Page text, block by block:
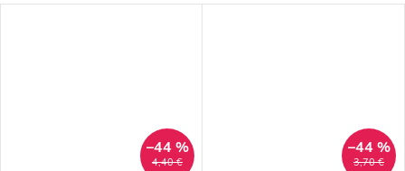
4,40 €
–44 %
3,70 €
–44 %